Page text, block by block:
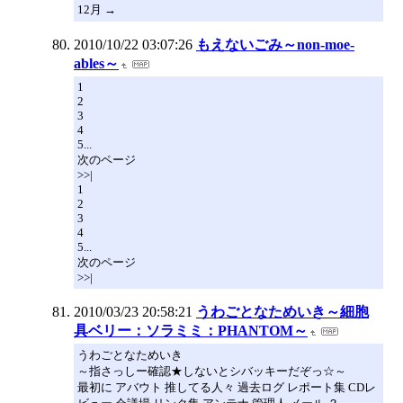
12月 →
2010/10/22 03:07:26 もえないごみ～non-moe-
ables～
1
2
3
4
5...
次のページ
>>|
1
2
3
4
5...
次のページ
>>|
2010/03/23 20:58:21 うわごとなためいき～細胞
具ベリー：ソラミミ：PHANTOM～
うわごとなためいき
～指さっしー確認★しないとシバッキーだぞっ☆～
最初に アバウト 推してる人々 過去ログ レポート集 CDレ